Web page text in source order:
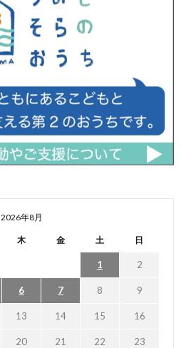
2026年8月
木 金 土 日
1 2
6 7 8 9
13 14 15 16
20 21 22 23